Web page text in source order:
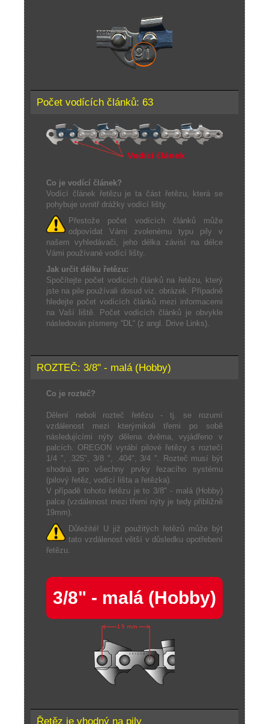
Počet vodících článků: 63
Co je vodící článek?
Vodící článek řetězu je ta část řetězu, která se
pohybuje uvnitř drážky vodící lišty.
Přestože počet vodících článků může
odpovídat Vámi zvolenému typu pily v
našem vyhledávači, jeho délka závisí na délce
Vámi používané vodící lišty.
Jak určit délku řetězu:
Spočítejte počet vodících článků na řetězu, který
jste na pile používali dosud viz. obrázek. Případně
hledejte počet vodících článků mezi informacemi
na Vaší liště. Počet vodících článků je obvykle
následován písmeny “DL“ (z angl. Drive Links).
ROZTEČ: 3/8" - malá (Hobby)
Co je rozteč?
Dělení neboli rozteč řetězu - tj. se rozumí
vzdálenost mezi kterýmikoli třemi po sobě
následujícími nýty dělena dvěma, vyjádřeno v
palcích. OREGON vyrábí pilové řetězy s roztečí
1/4 ", .325", 3/8 ", .404", 3/4 ". Rozteč musí být
shodná pro všechny prvky řezacího systému
(pilový řetěz, vodící lišta a řetězka).
V případě tohoto řetězu je to 3/8" - malá (Hobby)
palce (vzdálenost mezi třemi nýty je tedy přibližně
19mm).
Důležité! U již použitých řetězů může být
tato vzdálenost větší v důsledku opotřebení
řetězu.
3/8" - malá (Hobby)
Řetěz je vhodný na pily